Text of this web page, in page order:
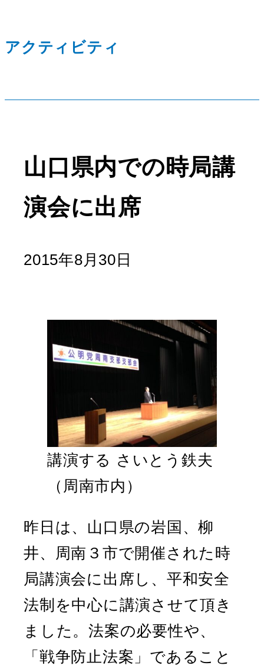
アクティビティ
山口県内での時局講
演会に出席
2015年8月30日
講演する さいとう鉄夫
（周南市内）
昨日は、山口県の岩国、柳
井、周南３市で開催された時
局講演会に出席し、平和安全
法制を中心に講演させて頂き
ました。法案の必要性や、
「戦争防止法案」であること